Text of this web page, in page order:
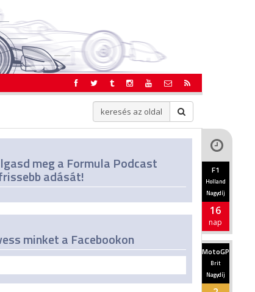
meg a Formula Podcast
adását! F1
Holland
Nagydíj
16
nap
MotoGP
Brit
Nagydíj
minket a Facebookon